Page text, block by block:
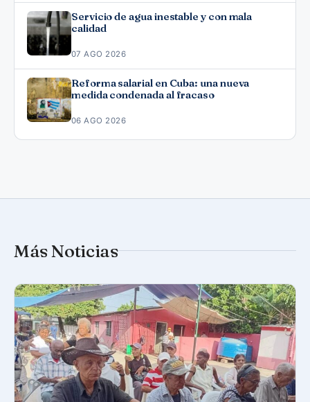
Servicio de agua inestable y con mala
calidad
07 AGO 2026
Reforma salarial en Cuba: una nueva
medida condenada al fracaso
06 AGO 2026
Más Noticias